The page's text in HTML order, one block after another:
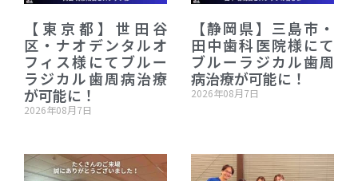
【東京都】世田谷
区・ナオデンタルオ
フィス様にてブルー
ラジカル歯周病治療
が可能に！
2026年08月7日
【静岡県】三島市・
田中歯科医院様にて
ブルーラジカル歯周
病治療が可能に！
2026年08月7日